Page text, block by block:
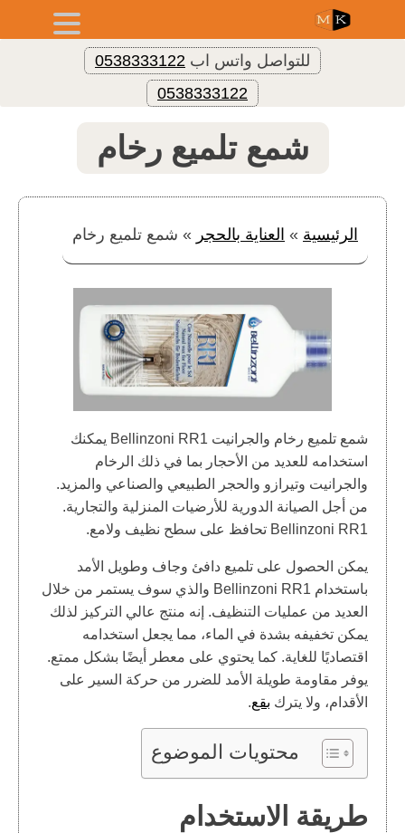
للتواصل واتس اب 0538333122
0538333122
شمع تلميع رخام
الرئيسية » العناية بالحجر » شمع تلميع رخام
شمع تلميع رخام والجرانيت Bellinzoni RR1 يمكنك
استخدامه للعديد من الأحجار بما في ذلك الرخام
والجرانيت وتيرازو والحجر الطبيعي والصناعي والمزيد.
من أجل الصيانة الدورية للأرضيات المنزلية والتجارية.
Bellinzoni RR1 تحافظ على سطح نظيف ولامع.
يمكن الحصول على تلميع دافئ وجاف وطويل الأمد
باستخدام Bellinzoni RR1 والذي سوف يستمر من خلال
العديد من عمليات التنظيف. إنه منتج عالي التركيز لذلك
يمكن تخفيفه بشدة في الماء، مما يجعل استخدامه
اقتصاديًا للغاية. كما يحتوي على معطر أيضًا بشكل ممتع.
يوفر مقاومة طويلة الأمد للضرر من حركة السير على
الأقدام، ولا يترك بقع.
محتويات الموضوع
طريقة الاستخدام